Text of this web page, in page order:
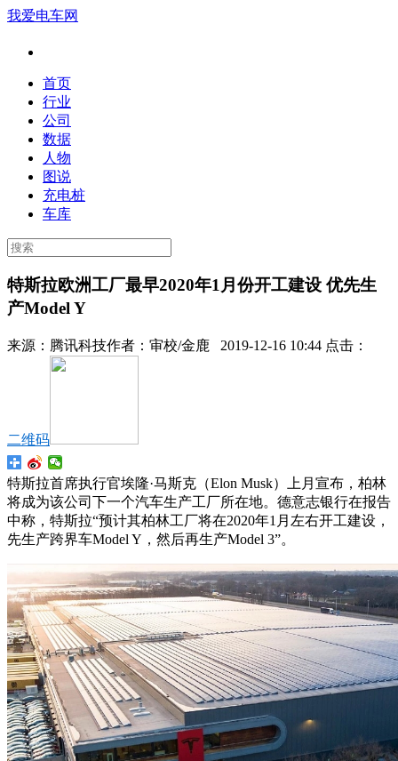
我爱电车网
首页
行业
公司
数据
人物
图说
充电桩
车库
特斯拉欧洲工厂最早2020年1月份开工建设 优先生
产Model Y
来源： 腾讯科技作者： 审校/金鹿 2019-12-16 10:44 点击：
二维码
特斯拉首席执行官埃隆·马斯克（Elon Musk）上月宣布，柏林
将成为该公司下一个汽车生产工厂所在地。德意志银行在报告
中称，特斯拉“预计其柏林工厂将在2020年1月左右开工建设，
先生产跨界车Model Y，然后再生产Model 3”。